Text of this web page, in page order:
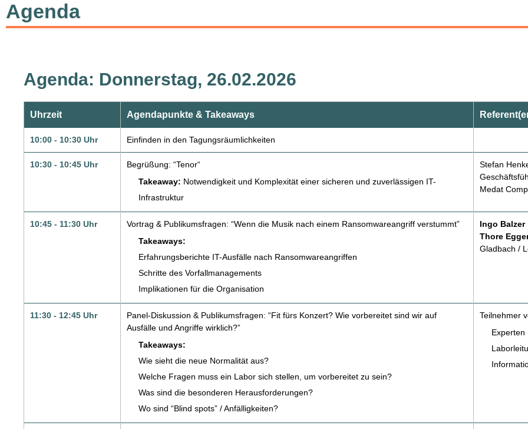
Agenda
Agenda: Donnerstag, 26.02.2026
Uhrzeit Agendapunkte & Takeaways
10:00 - 10:30 Uhr Einfinden in den Tagungsräumlichkeiten
10:30 - 10:45 Uhr
Begrüßung: “Tenor“
Takeaway: Notwendigkeit und Komplexität einer sicheren und zuverlässigen IT-
Infrastruktur
Stefan
Medat
10:45 - 11:30 Uhr
Vortrag & Publikumsfragen: “Wenn die Musik nach einem Ransomwareangriff verstummt”
Takeaways:
Erfahrungsberichte IT-Ausfälle nach Ransomwareangriffen
Schritte des Vorfallmanagements
Implikationen für die Organisation
Ingo Balzer
Thore
Gladbach /
11:30 - 12:45 Uhr
Panel-Diskussion & Publikumsfragen: “Fit fürs Konzert? Wie vorbereitet sind wir auf
Ausfälle und Angriffe wirklich?”
Takeaways:
Wie sieht die neue Normalität aus?
Welche Fragen muss ein Labor sich stellen, um vorbereitet zu sein?
Was sind die besonderen Herausforderungen?
Wo sind “Blind spots” / Anfälligkeiten?
Teilnehmer
Experten